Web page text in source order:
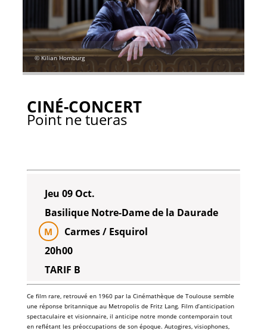
© Kilian Homburg
CINÉ-CONCERT
Point ne tueras
Jeu 09 Oct.
Basilique Notre-Dame de la Daurade
M
Carmes / Esquirol
20h00
TARIF B
Ce film rare, retrouvé en 1960 par la Cinémathèque de Toulouse semble
une réponse britannique au Metropolis de Fritz Lang. Film d’anticipation
spectaculaire et visionnaire, il anticipe notre monde contemporain tout
en reflétant les préoccupations de son époque. Autogires, visiophones,